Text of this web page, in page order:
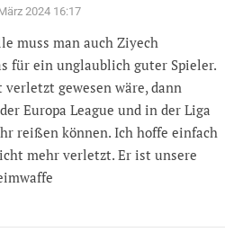
2024 16:17
muss man auch Ziyech
für ein unglaublich guter Spieler.
verletzt gewesen wäre, dann
Europa League und in der Liga
reißen können. Ich hoffe einfach
mehr verletzt. Er ist unsere